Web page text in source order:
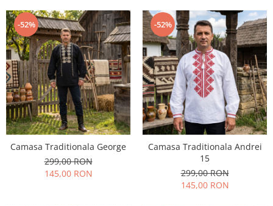
-52%
Camasa Traditionala George
299,00 RON
145,00 RON
-52%
Camasa Traditionala Andrei
15
299,00 RON
145,00 RON